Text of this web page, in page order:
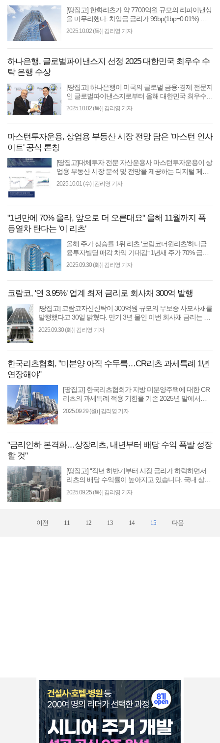
[땅집고] 한화리츠가 약 7700억원 규모의 리파이낸싱
을 마무리했다. 차입금 금리가 99bp(1bp=0.01%) 하
락해 연간 약 71억원의 현금흐름 개선 효과가 발생할
것으로 예상된다..
2025.10.02 (목)| 김리영 기자
하나은행, 글로벌파이낸스지 선정 2025 대한민국 최우수 수
탁 은행 수상
[땅집고] 하나은행이 미국의 글로벌 금융·경제 전문지
인 글로벌파이낸스지로부터 올해 대한민국 최우수
수탁 은행(Best Sub-Custodian Bank in Korea 2025)으
로 선정됐다고 밝혔..
2025.10.02 (목)| 김리영 기자
마스턴투자운용, 상업용 부동산 시장 전망 담은 '마스턴 인사
이트' 공식 론칭
[땅집고]대체투자 전문 자산운용사 마스턴투자운용이 상
업용 부동산 시장 분석 및 전망을 제공하는 디지털 페이
지인 ‘마스턴 인사이트(Mastern Insight)’를 공식 론칭했..
2025.10.01 (수)| 김리영 기자
"1년만에 70% 올라, 앞으로 더 오른대요" 올해 11월까지 폭
등열차 탄다는 '이 리츠'
올해 주가 상승률 1위 리츠 ‘코람코더원리츠’하나금
융투자빌딩 매각 차익 기대감↑1년새 주가 70% 급등
[땅집고] 여의도 한복판. 랜드마크 오피스인 하나금융
2025.09.30 (화)| 김리영 기자
코람코, '연 3.95%' 업계 최저 금리로 회사채 300억 발행
[땅집고] 코람코자산신탁이 300억원 규모의 무보증 사모사채를
발행했다고 30일 밝혔다. 만기 3년 물인 이번 회사채 금리는 동
종 업계 최저인 연 3.95%로 확정됐다. 최근 ..
2025.09.30 (화)| 김리영 기자
한국리츠협회, "미분양 아직 수두룩…CR리츠 과세특례 1년
연장해야"
[땅집고] 한국리츠협회가 지방 미분양주택에 대한 CR
리츠의 과세특례 적용 기한을 기존 2025년 말에서
2026년 말까지 1년 연장해 줄 것을 기획재정부에 건의
했다고 밝혔다..
2025.09.29 (월)| 김리영 기자
"금리인하 본격화…상장리츠, 내년부터 배당 수익 폭발 성장
할 것"
[땅집고] “작년 하반기부터 시장 금리가 하락하면서
리츠의 배당 수익률이 높아지고 있습니다. 국내 상장
리츠는 내년부터 배당 수익의 드라마틱한 성장이 있
2025.09.25 (목)| 김리영 기자
이전 11 12 13 14 15 다음